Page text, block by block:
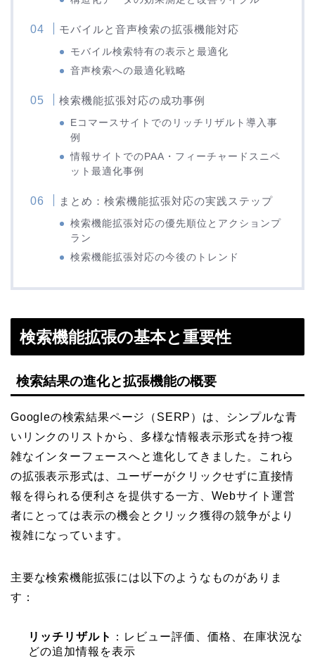
モバイルと音声検索の拡張機能対応
モバイル検索特有の表示と最適化
音声検索への最適化戦略
検索機能拡張対応の成功事例
Eコマースサイトでのリッチリザルト導入事
例
情報サイトでのPAA・フィーチャードスニペ
ット最適化事例
まとめ：検索機能拡張対応の実践ステップ
検索機能拡張対応の優先順位とアクションプ
ラン
検索機能拡張対応の今後のトレンド
検索機能拡張の基本と重要性
検索結果の進化と拡張機能の概要
Googleの検索結果ページ（SERP）は、シンプルな青
いリンクのリストから、多様な情報表示形式を持つ複
雑なインターフェースへと進化してきました。これら
の拡張表示形式は、ユーザーがクリックせずに直接情
報を得られる便利さを提供する一方、Webサイト運営
者にとっては表示の機会とクリック獲得の競争がより
複雑になっています。
主要な検索機能拡張には以下のようなものがありま
す：
リッチリザルト
：レビュー評価、価格、在庫状況な
どの追加情報を表示